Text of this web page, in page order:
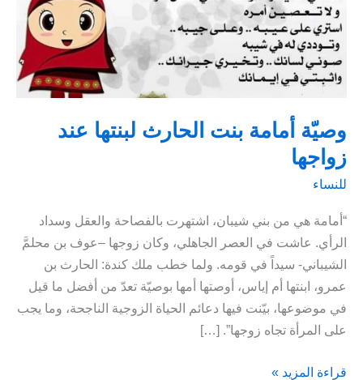
وصيّة أمامة بنت الحارث لبنتها عند
زواجها
للنساء
“أمامة هي من بني شيبان، اشتهرت بالفصاحة والعقل وسداد
الرأي. عاشت في العصر الجاهلي، وكان زوجها –عوف بن محلمَّ
الشيباني- سيداً في قومه. ولما خطب ملك كندة: الحارث بن
عمرو، ابنتها أم إياس، أوصتها أمها بوصيّة تعدّ من أفضل ما قيل
في موضوعها، بيّنت فيها دعائم الحياة الزوجية الناجحة، وما يجب
على المرأة تجاه زوجها”. […]
وصيّة
قراءة المزيد »